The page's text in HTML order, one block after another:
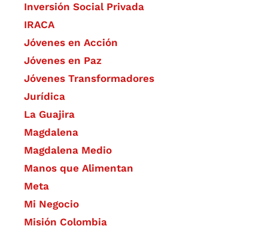
Inversión Social Privada
IRACA
Jóvenes en Acción
Jóvenes en Paz
Jóvenes Transformadores
Jurídica
La Guajira
Magdalena
Magdalena Medio
Manos que Alimentan
Meta
Mi Negocio
Misión Colombia